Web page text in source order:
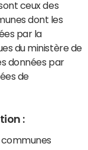
ceux des
dont les
par la
du ministère de
données par
de
: